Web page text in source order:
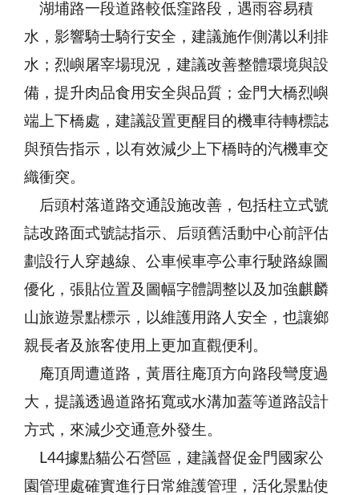
湖埔路一段道路較低窪路段，遇雨容易積
水，影響騎士騎行安全，建議施作側溝以利排
水；烈嶼屠宰場現況，建議改善整體環境與設
備，提升肉品食用安全與品質；金門大橋烈嶼
端上下橋處，建議設置更醒目的機車待轉標誌
與預告指示，以有效減少上下橋時的汽機車交
織衝突。
后頭村落道路交通設施改善，包括柱立式號
誌改路面式號誌指示、后頭舊活動中心前評估
劃設行人穿越線、公車候車亭公車行駛路線圖
優化，張貼位置及圖幅字體調整以及加強麒麟
山旅遊景點標示，以維護用路人安全，也讓鄉
親長者及旅客使用上更加直觀便利。
庵頂周遭道路，黃厝往庵頂方向路段彎度過
大，提議透過道路拓寬或水溝加蓋等道路設計
方式，來減少交通意外發生。
L44據點貓公石營區，建議督促金門國家公
園管理處確實進行日常維護管理，活化景點使